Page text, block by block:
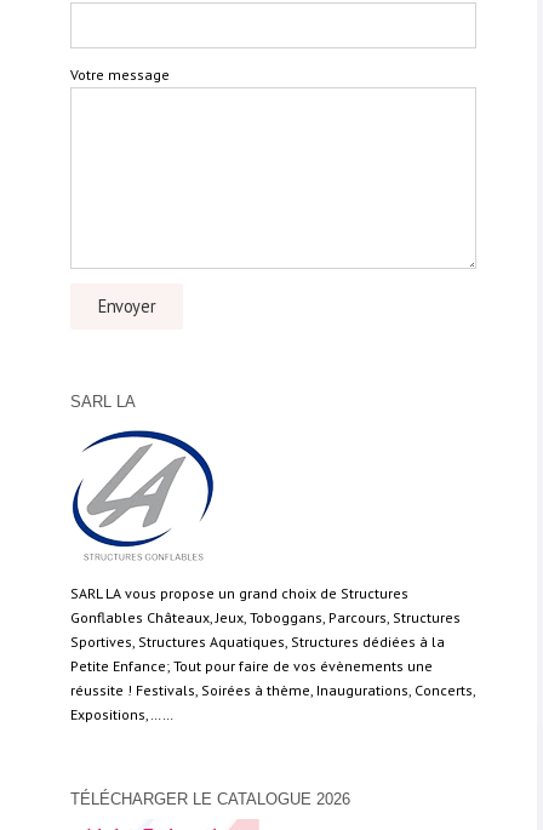
Votre message
SARL LA
SARL LA vous propose un grand choix de Structures
Gonflables Châteaux, Jeux, Toboggans, Parcours, Structures
Sportives, Structures Aquatiques, Structures dédiées à la
Petite Enfance; Tout pour faire de vos évènements une
réussite ! Festivals, Soirées à thème, Inaugurations, Concerts,
Expositions,……
TÉLÉCHARGER LE CATALOGUE 2026